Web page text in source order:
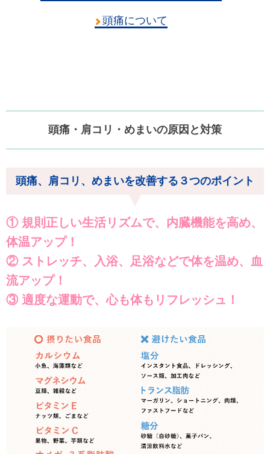
頭痛について
頭痛・肩コリ・めまいの原因と対策
頭痛、肩コリ、めまいを改善する３つのポイント
① 規則正しい生活リズムで、内臓機能を高め、
体温アップ！
② ストレッチ、入浴、足浴などで体を温め、血
流アップ！
③ 適度な運動で、心も体もリフレッシュ！